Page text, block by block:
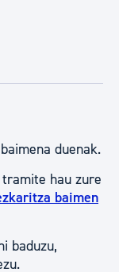
duenak.
hau zure
baimen
baduzu,